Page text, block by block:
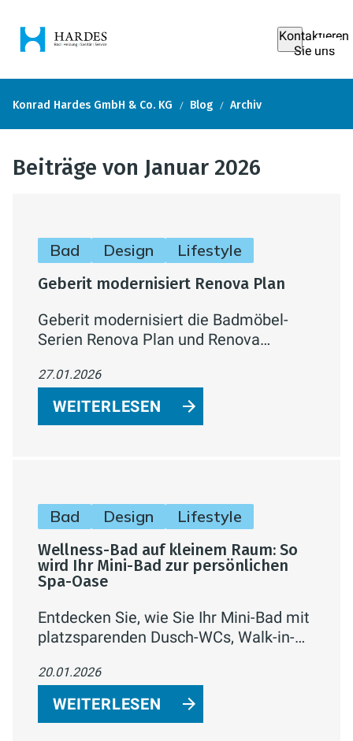
Kontaktieren
Sie uns
Konrad Hardes GmbH & Co. KG Blog Archiv
Beiträge von Januar 2026
Bad Design Lifestyle
Geberit modernisiert Renova Plan
Geberit modernisiert die Badmöbel-
Serien Renova Plan und Renova
Stauraum, attraktive Farben und
einfache Montage – ideal für private
Bäder und professionelle Projekte.
27.01.2026
WEITERLESEN
Bad Design Lifestyle
Wellness-Bad auf kleinem Raum: So
wird Ihr Mini-Bad zur persönlichen
Spa-Oase
Entdecken Sie, wie Sie Ihr Mini-Bad mit
platzsparenden Dusch-WCs, Walk-in-
stimmungsvoller Beleuchtung, Musik
und Düften in eine echte Spa-Oase
verwandeln.
20.01.2026
WEITERLESEN